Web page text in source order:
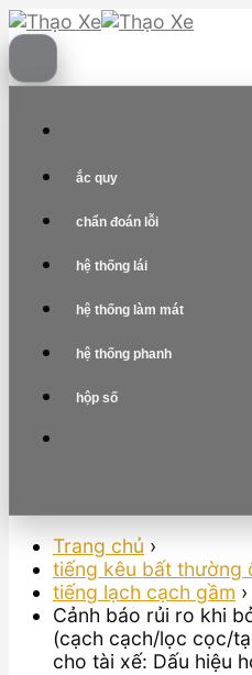
Skip
to
content
ắc quy
chẩn đoán lỗi
hệ thống lái
hệ thống làm mát
hệ thống phanh
hộp số
Trang chủ ›
tiếng kêu bất thường
tiếng lạch cạch gầm ›
Cảnh báo rủi ro khi
(cạch cạch/lọc cọc/
cho tài xế: Dấu hiệu